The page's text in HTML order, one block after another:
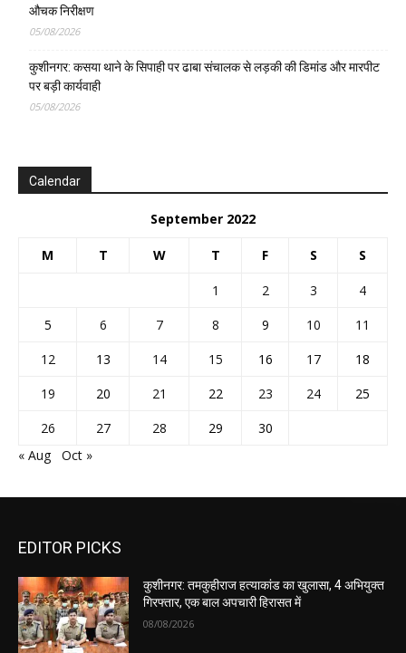
औचक निरीक्षण
05/08/2026
कुशीनगर: कसया थाने के सिपाही पर ढाबा संचालक से लड़की की डिमांड और मारपीट
पर बड़ी कार्यवाही
05/08/2026
Calendar
September 2022
M T W T F S S
1 2 3
4
5
6 7 8 9 10
11
12
13 14 15 16 17
18
19
20 21 22 23 24
25
26
27 28 29
30
« Aug
Oct »
EDITOR PICKS
कुशीनगर: तमकुहीराज हत्याकांड का खुलासा, 4 अभियुक्त
गिरफ्तार, एक बाल अपचारी हिरासत में
08/08/2026